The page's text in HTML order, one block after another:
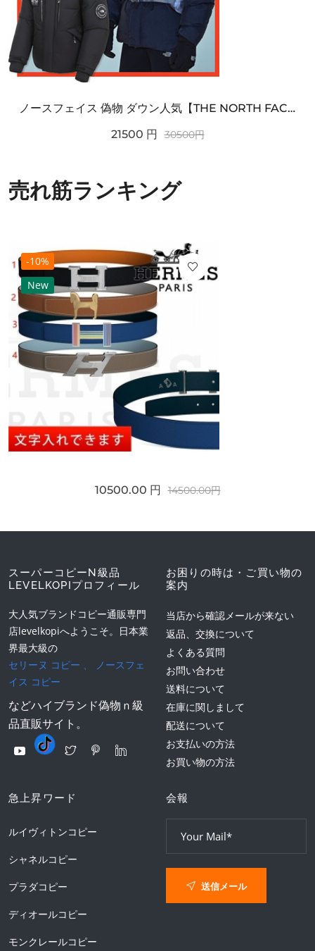
ノースフェイス 偽物 ダウン人気【THE NORTH FACE】M'S 7 SUMMIT HIM...
21500 円 30500円
売れ筋ランキング
-10%
New
10500.00 円 14500.00円
スーパーコピーN級品
LEVELKOPIプロフィール
大人気ブランドコピー通販専門
店levelkopiへようこそ。日本業
界最大級の
セリーヌ コピー 、
ノースフェ
イス コピー
などハイブランド偽物ｎ級
品直販サイト。
お困りの時は・ご買い物の
案内
当店から確認メールが来ない
返品、交換について
よくある質問
お問い合わせ
送料について
在庫に関しまして
配送について
お支払いの方法
お買い物の方法
急上昇ワード
ルイヴィトンコピー
シャネルコピー
プラダコピー
ディオールコピー
モンクレールコピー
会報
送信メール